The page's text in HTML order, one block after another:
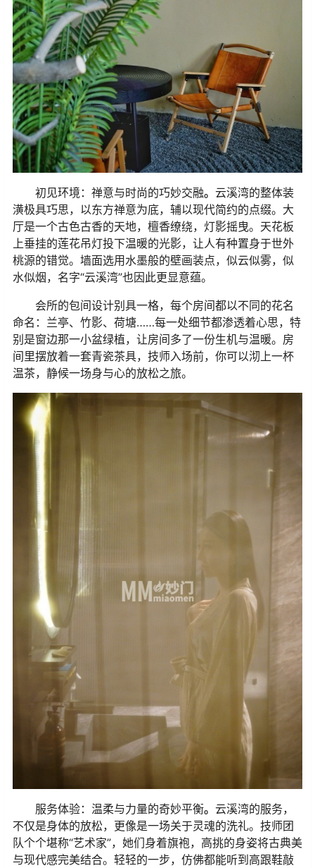
初见环境：禅意与时尚的巧妙交融。 云溪湾的整体装
潢极具巧思，以东方禅意为底，辅以现代简约的点缀。大
厅是一个古色古香的天地，檀香缭绕，灯影摇曳。天花板
上垂挂的莲花吊灯投下温暖的光影，让人有种置身于世外
桃源的错觉。墙面选用水墨般的壁画装点，似云似雾，似
水似烟，名字“云溪湾”也因此更显意蕴。
会所的包间设计别具一格，每个房间都以不同的花名
命名：兰亭、竹影、荷塘……每一处细节都渗透着心思，特
别是窗边那一小盆绿植，让房间多了一份生机与温暖。房
间里摆放着一套青瓷茶具，技师入场前，你可以沏上一杯
温茶，静候一场身与心的放松之旅。
服务体验：温柔与力量的奇妙平衡。 云溪湾的服务，
不仅是身体的放松，更像是一场关于灵魂的洗礼。技师团
队个个堪称“艺术家”，她们身着旗袍，高挑的身姿将古典美
与现代感完美结合。轻轻的一步，仿佛都能听到高跟鞋敲